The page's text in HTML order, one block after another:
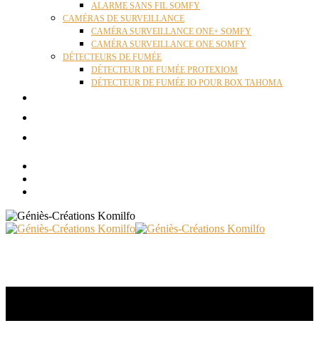
ALARME SANS FIL SOMFY
CAMÉRAS DE SURVEILLANCE
CAMÉRA SURVEILLANCE ONE+ SOMFY
CAMÉRA SURVEILLANCE ONE SOMFY
DÉTECTEURS DE FUMÉE
DÉTECTEUR DE FUMÉE PROTEXIOM
DÉTECTEUR DE FUMÉE IO POUR BOX TAHOMA